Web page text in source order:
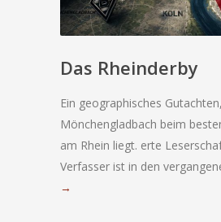
Das Rheinderby
Ein geographisches
Mönchengladbach beim
am Rhein liegt. erte
Verfasser ist in den
→